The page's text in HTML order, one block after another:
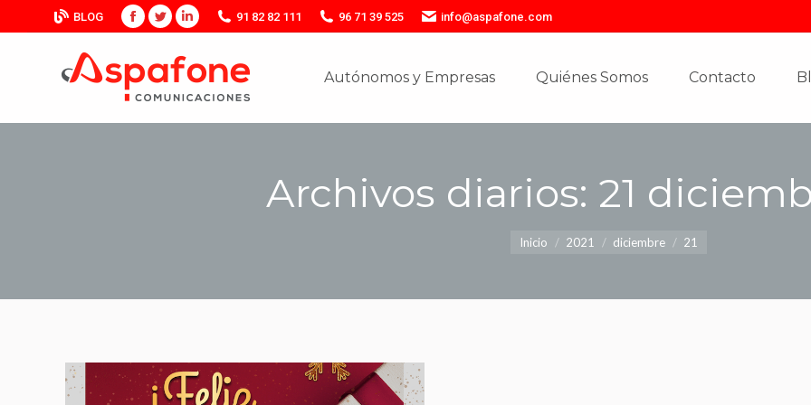
BLOG
Facebook
TwitterLinkedin
91 82 82 111 96 71 39 525 info@aspafone.com
Autónomos y Empresas Quiénes Somos Contacto
Archivos diarios: 21
Inicio 2021 diciembre 21
Autónomos y Empresas Quiénes Somos Contacto